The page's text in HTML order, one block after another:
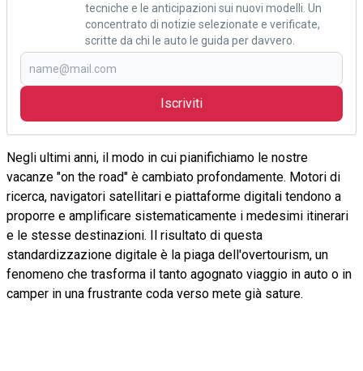
tecniche e le anticipazioni sui nuovi modelli. Un
concentrato di notizie selezionate e verificate,
scritte da chi le auto le guida per davvero.
Iscriviti
Negli ultimi anni, il modo in cui pianifichiamo le nostre
vacanze "on the road" è cambiato profondamente. Motori di
ricerca, navigatori satellitari e piattaforme digitali tendono a
proporre e amplificare sistematicamente i medesimi itinerari
e le stesse destinazioni. Il risultato di questa
standardizzazione digitale è la piaga dell'overtourism, un
fenomeno che trasforma il tanto agognato viaggio in auto o in
camper in una frustrante coda verso mete già sature.